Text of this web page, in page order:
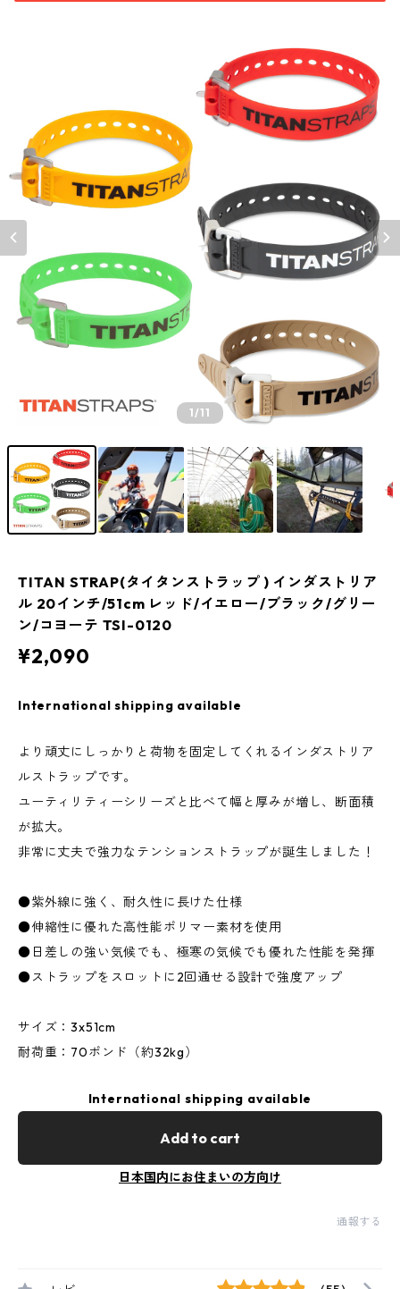
1 /11
TITAN STRAP(タイタンストラップ ) インダストリア
ル 20インチ/51cm レッド/イエロー/ブラック/グリー
ン/コヨーテ TSI-0120
¥2,090
International shipping available
より頑丈にしっかりと荷物を固定してくれるインダストリア
ルストラップです。
ユーティリティーシリーズと比べて幅と厚みが増し、断面積
が拡大。
非常に丈夫で強力なテンションストラップが誕生しました！
●紫外線に強く、耐久性に長けた仕様
●伸縮性に優れた高性能ポリマー素材を使用
●日差しの強い気候でも、極寒の気候でも優れた性能を発揮
●ストラップをスロットに2回通せる設計で強度アップ
サイズ：3x51cm
耐荷重：70ポンド（約32kg）
International shipping available
Add to cart
日本国内にお住まいの方向け
通報する